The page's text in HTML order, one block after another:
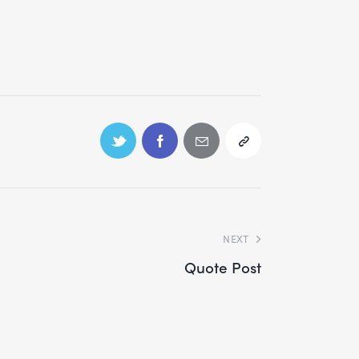
NEXT
Quote Post